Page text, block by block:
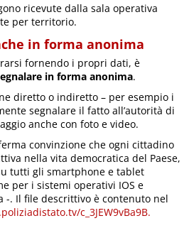
ricevute dalla sala operativa
per territorio.
in forma anonima
fornendo i propri dati, è
in forma anonima.
diretto o indiretto – per esempio i
segnalare il fatto all’autorità di
anche con foto e video.
convinzione che ogni cittadino
nella vita democratica del Paese,
tutti gli smartphone e tablet
per i sistemi operativi IOS e
-. Il file descrittivo è contenuto nel
c_3JEW9vBa9B.